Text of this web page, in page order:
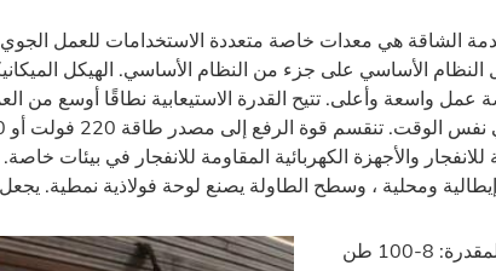
الشاقة هي معدات خاصة متعددة الاستخدامات للعمل
النظام الأساسي على جزء من النظام الأساسي. الهيكل
عمل واسعة وأعلى. تتيح القدرة الاستيعابية نطاقًا أوسع من
8-100 طن